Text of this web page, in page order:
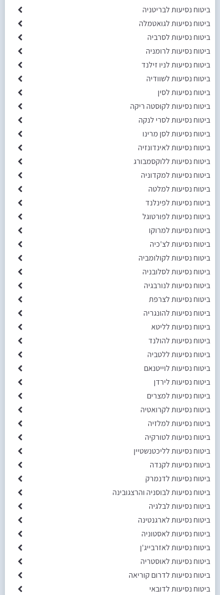
ביטוח נסיעות לבריטניה
ביטוח נסיעות לגואטמלה
ביטוח נסיעות לסרביה
ביטוח נסיעות לרומניה
ביטוח נסיעות לניו זילנד
ביטוח נסיעות לשוודיה
ביטוח נסיעות לסין
ביטוח נסיעות לקוסטה ריקה
ביטוח נסיעות לסרי לנקה
ביטוח נסיעות לסן מרינו
ביטוח נסיעות לאינדונזיה
ביטוח נסיעות ללוקסמבורג
ביטוח נסיעות למקדוניה
ביטוח נסיעות למלטה
ביטוח נסיעות לפינלנד
ביטוח נסיעות לפורטוגל
ביטוח נסיעות למרוקו
ביטוח נסיעות לצ'כיה
ביטוח נסיעות לקולומביה
ביטוח נסיעות לסלובניה
ביטוח נסיעות לנורבגיה
ביטוח נסיעות לצרפת
ביטוח נסיעות להונגריה
ביטוח נסיעות לליטא
ביטוח נסיעות להולנד
ביטוח נסיעות ללטביה
ביטוח נסיעות לוייטנאם
ביטוח נסיעות לירדן
ביטוח נסיעות למצרים
ביטוח נסיעות לקרואטיה
ביטוח נסיעות למלזיה
ביטוח נסיעות לטורקיה
ביטוח נסיעות לליכטנשטיין
ביטוח נסיעות לקנדה
ביטוח נסיעות לדנמרק
ביטוח נסיעות לבוסניה והרצגובינה
ביטוח נסיעות לבלגיה
ביטוח נסיעות לארגנטינה
ביטוח נסיעות לאסטוניה
ביטוח נסיעות לאזרבייג'ן
ביטוח נסיעות לאוסטריה
ביטוח נסיעות לדרום קוריאה
ביטוח נסיעות לדובאי